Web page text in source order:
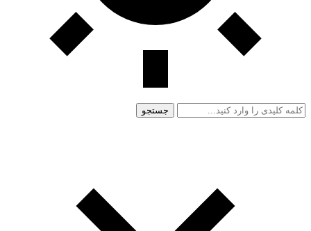
جستجو